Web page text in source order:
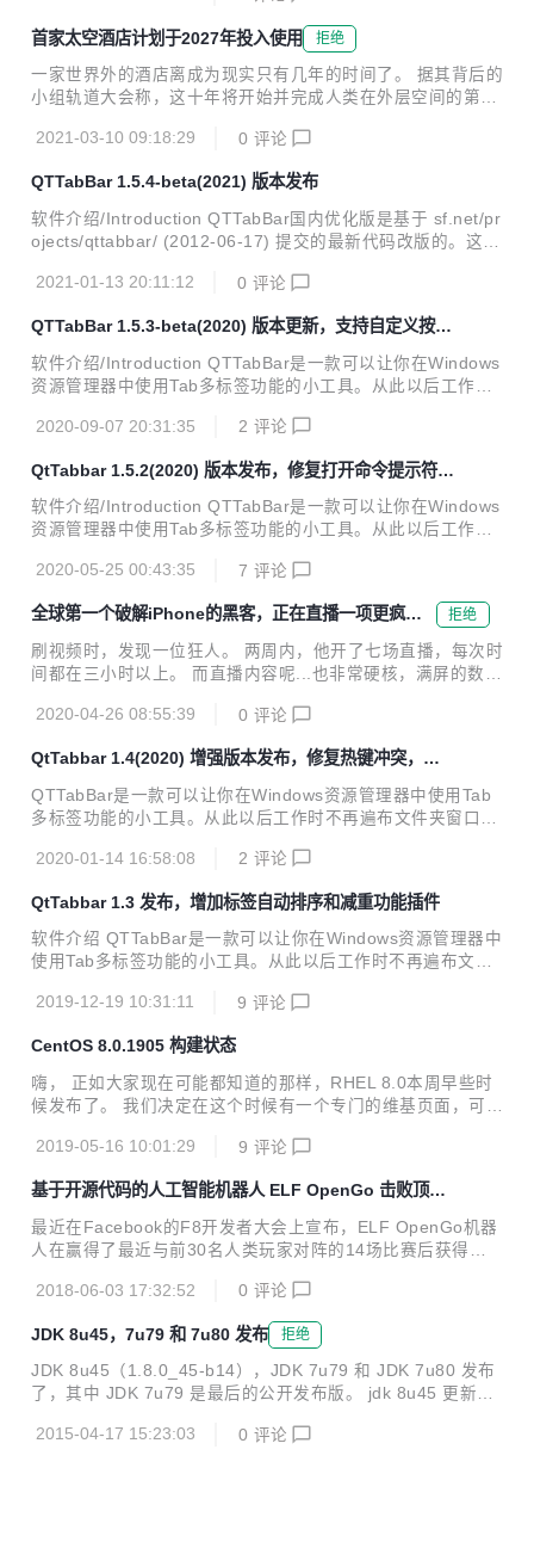
电脑遇到了问题，需要重新启动"？是那个。 微软知道，在某
些情况下尝试打印可以蓝屏您的电脑，并已列出在Windows 1
0支持页面的错误。该公司目前似乎没有发布修复方案。该网
站目前写道："我们目前正在进行调查，并将在获得更多信息
最新说，它已经"看到许多错误报告出现在这里和那里。该漏
首家太空酒店计划于2027年投入使用 拒绝
一家世界外的酒店离成为现实只有几年的时间了。 据其背后的
小组轨道大会称，这十年将开始并完成人类在外层空间的第一
的公司计划于2025年开始在低地球轨道上建造旅行者站，并
渲染是宇宙奇幻的：单个吊舱连接到旋转轮上，连接不同区域
的管子形成 X，类似于车轮的辐条。 轨道总成公司透露，计划
于2025年开始建造旅行者站——人类第一家太空酒店。据报
道，该天体度假村将于2027年投入使用。 客人不会只为环境
的新颖性付费——除了可 400 人入住的房间外，酒店内还将
2021-03-10 09:18:29 0 评论
QTTabBar 1.5.4-beta(2021) 版本发布
软件介绍/Introduction QTTabBar国内优化版是基于 sf.net/pr
ojects/qttabbar/ (2012-06-17) 提交的最新代码改版的。这个
特性，主要是为了方便国内用户使用；另外日本作者维护的Q
捕获窗口这个好用的功能。 QTTabBar是一款可以让你在Win
dows资源管理器中使用Tab多标签功能的小工具。从此以后工
作时不再遍布文件夹窗口，还有给力的文件夹预览功能，大大
TTabBa...
2021-01-13 20:11:12 0 评论
QTTabBar 1.5.3-beta(2020) 版本更新，支持自定义按钮
图片，新标签，视频文件预览
软件介绍/Introduction QTTabBar是一款可以让你在Windows
资源管理器中使用Tab多标签功能的小工具。从此以后工作时
了你工作的效率。就像IE 7和Firefox、Opera那样的。QTTab
显示状态栏等等。 主页 版本更新/Changes 1.5.3(2020) 增加
自定义按钮图片，支持按钮换肤功能；添加新功能，支持新开
标签页，默认取剪贴板的路径；增加支持视频预览图片功能 1.
示;添加语言配置文件 ...
2020-09-07 20:31:35 2 评论
QtTabbar 1.5.2(2020) 版本发布，修复打开命令提示符异
常
软件介绍/Introduction QTTabBar是一款可以让你在Windows
资源管理器中使用Tab多标签功能的小工具。从此以后工作时
了你工作的效率。就像IE 7和Firefox、Opera那样的。QTTab
Bar还提供了一些功能插件，如：文件操作工具、树型目录、
显示状态栏等等。 https://indiff.github.io/qttabbar/ 版本更
新/Changes 1.5.2(2020) 修复打开命令提示符异常;异常日志
添加扩展信息提示;添加语言配置文件 1.4(2020) 调整版本信
2020-05-25 00:43:35 7 评论
全球第一个破解iPhone的黑客，正在直播一项更疯狂
的计划
拒绝
刷视频时，发现一位狂人。 两周内，他开了七场直播，每次时
间都在三小时以上。 而直播内容呢...也非常硬核，满屏的数据
点，除了一大片一大片的数据外，不变的就是左下角这位老哥
的黑客。 有多牛，机哥卖个关子。我们先来看看，他这次直播
在搞啥大项目。 乔治非常坐得住，最长的一次直播，播了快 7
小时。 编辑 所有直播加起来，播了 7 天，将近 32 小时，乔
向编译新型冠状病毒。 目的只有一个，从「基本原理」的层面
2020-04-26 08:55:39 0 评论
QtTabbar 1.4(2020) 增强版本发布，修复热键冲突，实
现创建空文件
QTTabBar是一款可以让你在Windows资源管理器中使用Tab
多标签功能的小工具。从此以后工作时不再遍布文件夹窗口，
E 7和Firefox、Opera那样的。QTTabBar还提供了一些功能
s://indiff.github.io/qttabbar/ 版本更新 1.4(2020) 调整版本信
息，修复热键冲突问题；实现创建空文件 1.3 更新插件实现去
重，排序功能 下载地址 https://github.com/indiff/qttabbar/re
2020-01-14 16:58:08 2 评论
QtTabbar 1.3 发布，增加标签自动排序和减重功能插件
软件介绍 QTTabBar是一款可以让你在Windows资源管理器中
使用Tab多标签功能的小工具。从此以后工作时不再遍布文件
率。就像IE 7和Firefox、Opera那样的。QTTabBar还提供了
等。 版本更新 1.3 更新插件实现去重，排序功能 下载地址 htt
ps://github.com/indiff/qttabbar/releases/tag/1.3 使用方法
先安装QTTabBar 资源管理器中，组织—>布局—>菜单栏 右
2019-12-19 10:31:11 9 评论
CentOS 8.0.1905 构建状态
嗨， 正如大家现在可能都知道的那样，RHEL 8.0本周早些时
候发布了。 我们决定在这个时候有一个专门的维基页面，可以
后指向更新的内容：https://wiki.centos.org/About/Building_
面，并不时刷新。 让我们传播有关维基页面的新闻，并将人们
（在邮件列表，irc，论坛等上）指向该页面，以获取有关Cen
tOS 8.0.1905构建状态的所有最新消息！ 原文链接
2019-05-16 10:01:29 9 评论
基于开源代码的人工智能机器人 ELF OpenGo 击败顶级
人类玩家
最近在Facebook的F8开发者大会上宣布，ELF OpenGo机器
人在赢得了最近与前30名人类玩家对阵的14场比赛后获得了
Facebook的人工智能研究实验室（FAIR）团队创建了ELF：
一个用于游戏研究的广泛，轻量级和灵活的平台。ELF为研究
人员提供了在各种游戏环境中测试其算法的机会，包括棋盘游
戏，Atari游戏（通过Arcade学习环境）以及定制的实时策略
游戏。它运行在支持GPU的笔记本电脑上，也支持在更复杂的
游戏环境中训练AI，例如实时策略游戏，一天内仅使用6个CP
U和一个GPU。 “我们向DeepMind的朋友们致敬，感谢他...
2018-06-03 17:32:52 0 评论
JDK 8u45，7u79 和 7u80 发布 拒绝
JDK 8u45（1.8.0_45-b14），JDK 7u79 和 JDK 7u80 发布
了，其中 JDK 7u79 是最后的公开发布版。 jdk 8u45 更新内
数或将代码作为数据； 显著增加和完善 Java 语言特性，增添
2015-04-17 15:23:03 0 评论